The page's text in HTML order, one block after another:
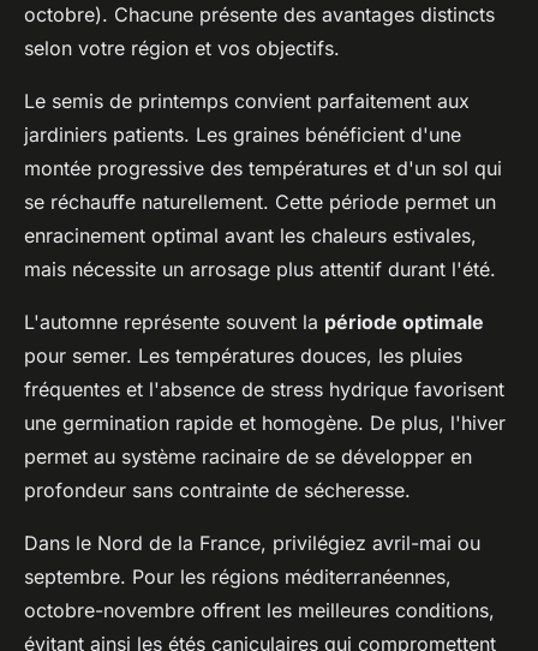
octobre). Chacune présente des avantages distincts
selon votre région et vos objectifs.
Le semis de printemps convient parfaitement aux
jardiniers patients. Les graines bénéficient d'une
montée progressive des températures et d'un sol qui
se réchauffe naturellement. Cette période permet un
enracinement optimal avant les chaleurs estivales,
mais nécessite un arrosage plus attentif durant l'été.
L'automne représente souvent la période optimale
pour semer. Les températures douces, les pluies
fréquentes et l'absence de stress hydrique favorisent
une germination rapide et homogène. De plus, l'hiver
permet au système racinaire de se développer en
profondeur sans contrainte de sécheresse.
Dans le Nord de la France, privilégiez avril-mai ou
septembre. Pour les régions méditerranéennes,
octobre-novembre offrent les meilleures conditions,
évitant ainsi les étés caniculaires qui compromettent